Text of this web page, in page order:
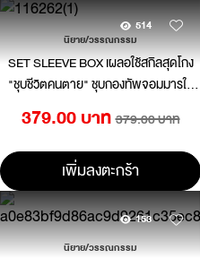
514
นิยาย/วรรณกรรม
SET SLEEVE BOX เผลอใช้สกิลสุดโกง
"ชุบชีวิตคนตาย" ชุบกองทัพจอมมารใน
ยอมให้ใครต้องตาย~ 3 (นิยาย) (จบ)
379.00 บาท 379.00 บาท
เพิ่มลงตะกร้า
153
นิยาย/วรรณกรรม